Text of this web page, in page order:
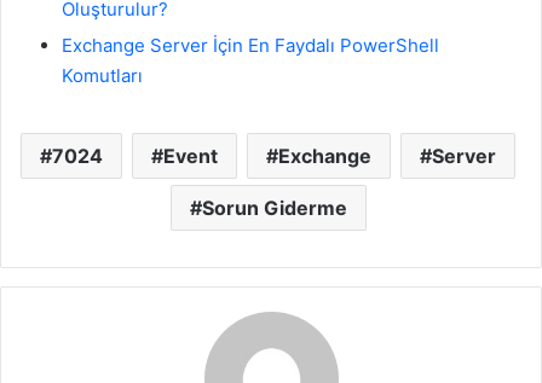
Oluşturulur?
Exchange Server İçin En Faydalı PowerShell
Komutları
7024 Event Exchange Server
Sorun Giderme